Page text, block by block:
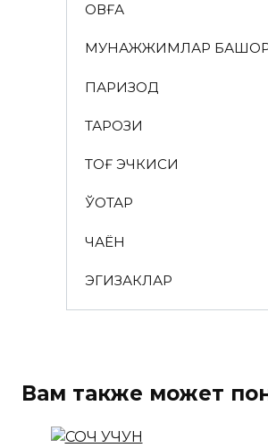
ҚОВҒА
МУНАЖЖИМЛАР
ПАРИЗОД
ТАРОЗИ
ТОҒ ЭЧКИСИ
ЎҚОТАР
ЧАЁН
ЭГИЗАКЛАР
Вам также может